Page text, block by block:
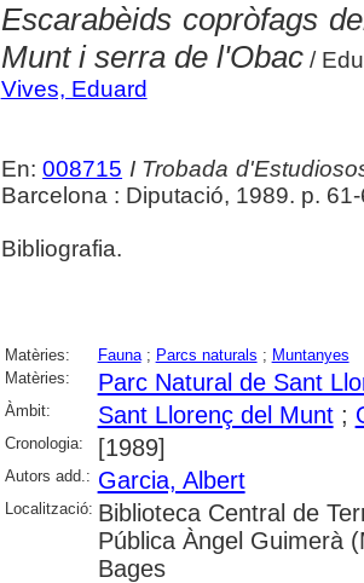
Escarabèids copròfags
Munt i serra de l'Obac/
Vives, Eduard
En:008715 I Trobada
Barcelona : Diputació, 1989. p.
Bibliografia.
Matèries: Fauna; Parcs naturals ; Muntanyes
Matèries:
Parc Natural de Sant
Àmbit: Sant Llorenç del Munt;
Cronologia: [1989]
Autors add.: Garcia, Albert
Localització: Biblioteca Central de
Pública Àngel Guimerà
Bages